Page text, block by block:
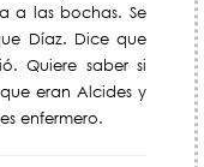
a las bochas. Se
Díaz. Dice que
Quiere saber si
eran Alcides y
enfermero.